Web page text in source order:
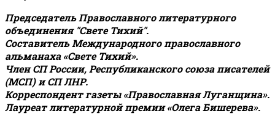
Председатель Православного литературного
объединения "Свете Тихий".
Составитель Международного православного
альманаха «Свете Тихий».
Член СП России, Республиканского союза писателей
(МСП) и СП ЛНР.
Корреспондент газеты «Православная Луганщина».
Лауреат литературной премии «Олега Бишерева».